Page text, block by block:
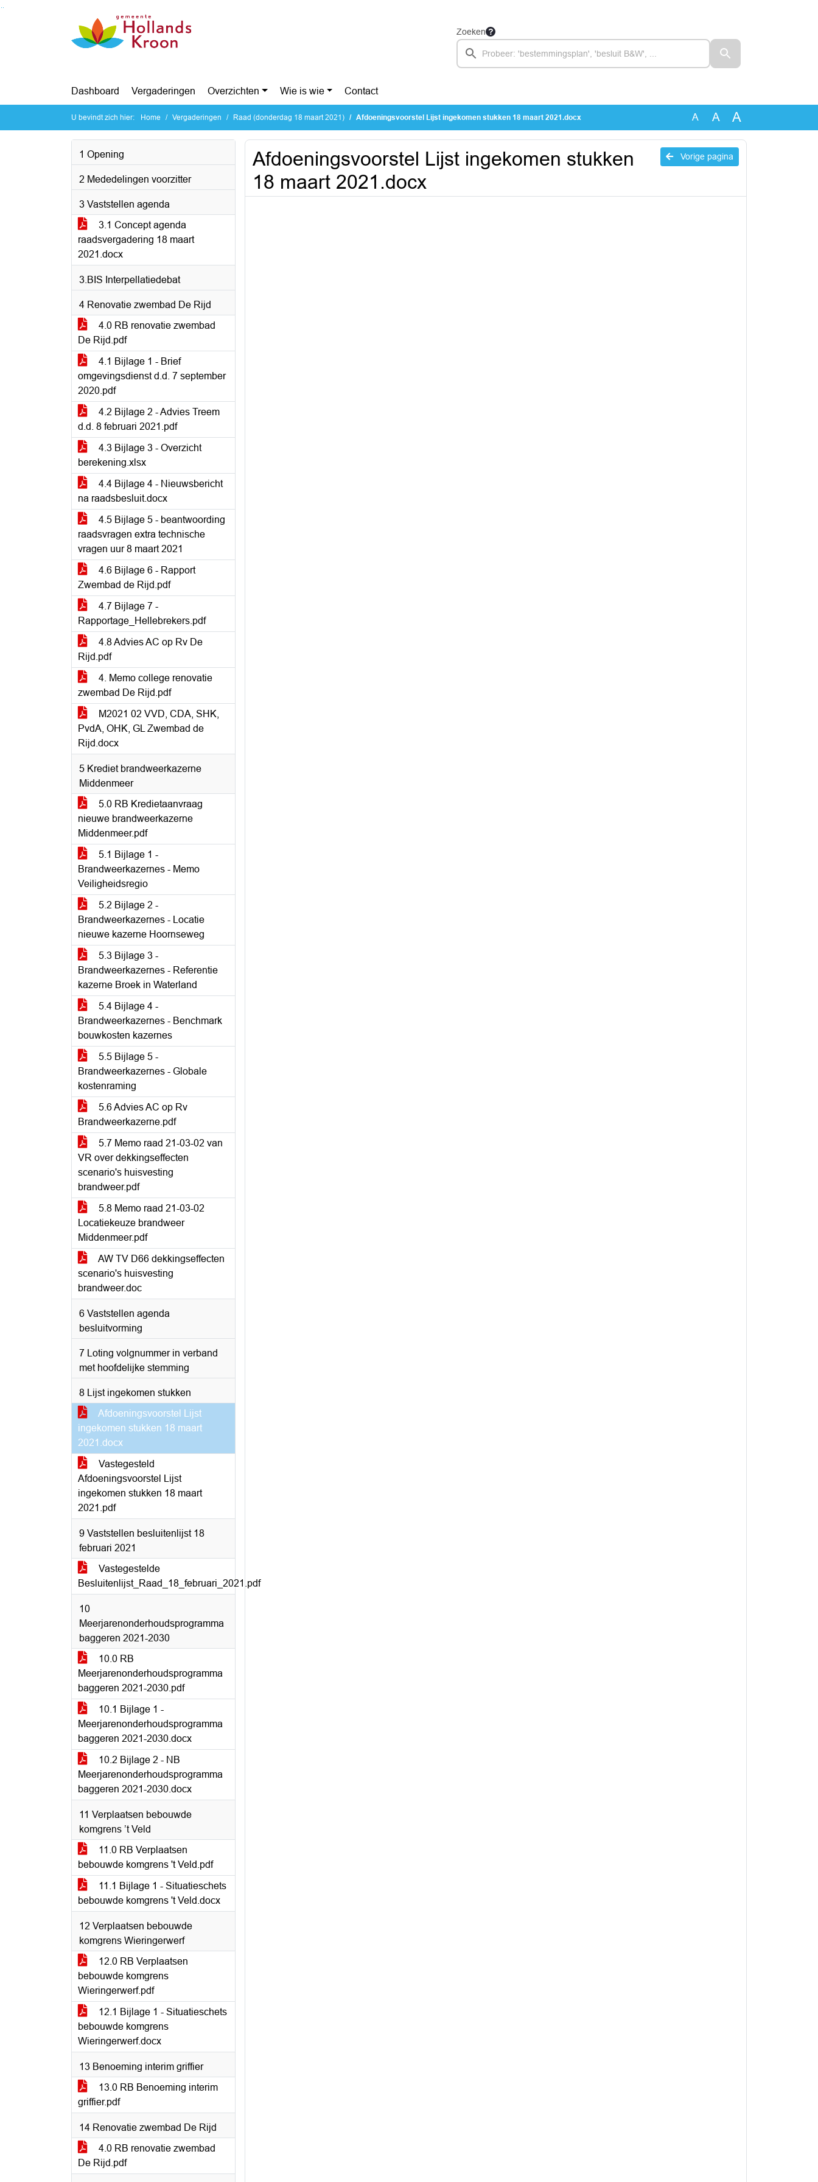
Ga naar de inhoud van deze pagina
Zoeken
Dashboard Vergaderingen Overzichten Wie is wie Contact
U bevindt zich hier: Home Vergaderingen Raad (donderdag 18 maart 2021) Afdoeningsvoorstel Lijst ingekomen stukken 18 maart 2021.docx A A A
1 Opening
2 Mededelingen voorzitter
3 Vaststellen agenda
3.1 Concept agenda
raadsvergadering 18 maart
2021.docx
3.BIS Interpellatiedebat
4 Renovatie zwembad De Rijd
4.0 RB renovatie zwembad
De Rijd.pdf
4.1 Bijlage 1 - Brief
omgevingsdienst d.d. 7 september
2020.pdf
4.2 Bijlage 2 - Advies Treem
d.d. 8 februari 2021.pdf
4.3 Bijlage 3 - Overzicht
berekening.xlsx
4.4 Bijlage 4 - Nieuwsbericht
na raadsbesluit.docx
4.5 Bijlage 5 - beantwoording
raadsvragen extra technische
vragen uur 8 maart 2021
4.6 Bijlage 6 - Rapport
Zwembad de Rijd.pdf
4.7 Bijlage 7 -
Rapportage_Hellebrekers.pdf
4.8 Advies AC op Rv De
Rijd.pdf
4. Memo college renovatie
zwembad De Rijd.pdf
M2021 02 VVD, CDA, SHK,
PvdA, OHK, GL Zwembad de
Rijd.docx
5 Krediet brandweerkazerne
Middenmeer
5.0 RB Kredietaanvraag
nieuwe brandweerkazerne
Middenmeer.pdf
5.1 Bijlage 1 -
Brandweerkazernes - Memo
Veiligheidsregio
5.2 Bijlage 2 -
Brandweerkazernes - Locatie
nieuwe kazerne Hoornseweg
5.3 Bijlage 3 -
Brandweerkazernes - Referentie
kazerne Broek in Waterland
5.4 Bijlage 4 -
Brandweerkazernes - Benchmark
bouwkosten kazernes
5.5 Bijlage 5 -
Brandweerkazernes - Globale
kostenraming
5.6 Advies AC op Rv
Brandweerkazerne.pdf
5.7 Memo raad 21-03-02 van
VR over dekkingseffecten
scenario's huisvesting
brandweer.pdf
5.8 Memo raad 21-03-02
Locatiekeuze brandweer
Middenmeer.pdf
AW TV D66 dekkingseffecten
scenario's huisvesting
brandweer.doc
6 Vaststellen agenda
besluitvorming
7 Loting volgnummer in verband
met hoofdelijke stemming
8 Lijst ingekomen stukken
Afdoeningsvoorstel Lijst
ingekomen stukken 18 maart
2021.docx
Vastegesteld
Afdoeningsvoorstel Lijst
ingekomen stukken 18 maart
2021.pdf
9 Vaststellen besluitenlijst 18
februari 2021
Vastegestelde
Besluitenlijst_Raad_18_februari_2021.pdf
10
Meerjarenonderhoudsprogramma
baggeren 2021-2030
10.0 RB
Meerjarenonderhoudsprogramma
baggeren 2021-2030.pdf
10.1 Bijlage 1 -
Meerjarenonderhoudsprogramma
baggeren 2021-2030.docx
10.2 Bijlage 2 - NB
Meerjarenonderhoudsprogramma
baggeren 2021-2030.docx
11 Verplaatsen bebouwde
komgrens ’t Veld
11.0 RB Verplaatsen
bebouwde komgrens 't Veld.pdf
11.1 Bijlage 1 - Situatieschets
bebouwde komgrens 't Veld.docx
12 Verplaatsen bebouwde
komgrens Wieringerwerf
12.0 RB Verplaatsen
bebouwde komgrens
Wieringerwerf.pdf
12.1 Bijlage 1 - Situatieschets
bebouwde komgrens
Wieringerwerf.docx
13 Benoeming interim griffier
13.0 RB Benoeming interim
griffier.pdf
14 Renovatie zwembad De Rijd
4.0 RB renovatie zwembad
De Rijd.pdf
Vorige pagina
Afdoeningsvoorstel Lijst ingekomen stukken
18 maart 2021.docx